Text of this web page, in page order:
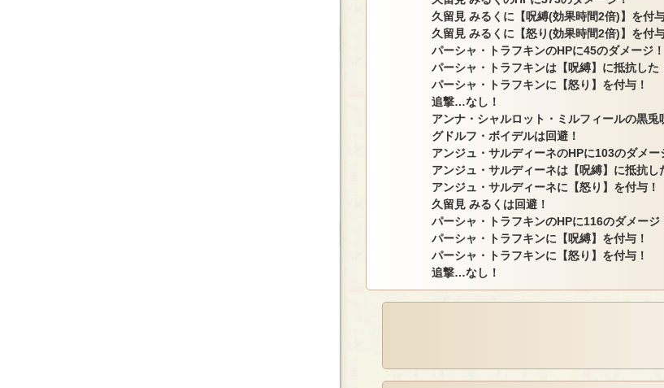
久留見 みるくに【呪縛(効果時間2倍)】を付与
久留見 みるくに【怒り(効果時間2倍)】を付与
パーシャ・トラフキンのHPに45のダメージ！
パーシャ・トラフキンは【呪縛】に抵抗した
パーシャ・トラフキンに【怒り】を付与！
追撃…なし！
アンナ・シャルロット・ミルフィールの黒兎
グドルフ・ボイデルは回避！
アンジュ・サルディーネのHPに103のダメー
アンジュ・サルディーネは【呪縛】に抵抗し
アンジュ・サルディーネに【怒り】を付与！
久留見 みるくは回避！
パーシャ・トラフキンのHPに116のダメージ
パーシャ・トラフキンに【呪縛】を付与！
パーシャ・トラフキンに【怒り】を付与！
追撃…なし！